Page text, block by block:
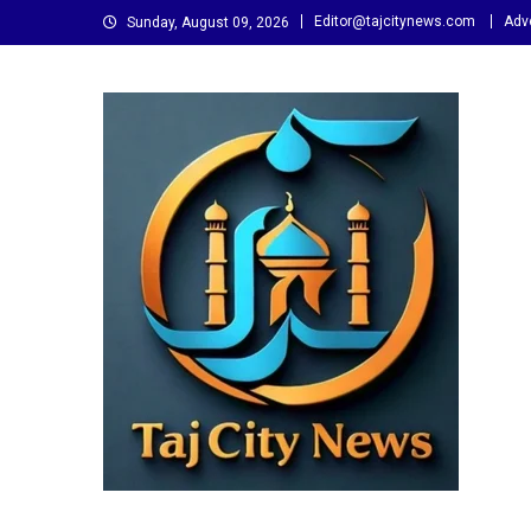
to
Sunday, August 09, 2026 Editor@tajcitynews.com